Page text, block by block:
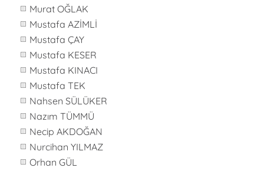
Murat OĞLAK
Mustafa AZİMLİ
Mustafa ÇAY
Mustafa KESER
Mustafa KINACI
Mustafa TEK
Nahsen SÜLÜKER
Nazım TÜMMÜ
Necip AKDOĞAN
Nurcihan YILMAZ
Orhan GÜL